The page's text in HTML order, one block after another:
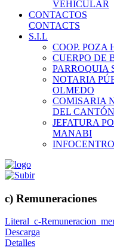
VEHICULAR
CONTACTOS
CONTACTS
S.I.L
COOP. POZA
CUERPO DE
PARROQUIA
NOTARIA
OLMEDO
COMISARIA
DEL
JEFATURA
MANABI
c) Remuneraciones
Literal_c-
Descarga
Detalles